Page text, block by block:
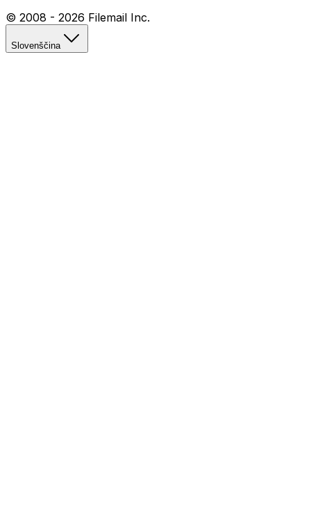
© 2008 - 2026 Filemail Inc.
Slovenščina